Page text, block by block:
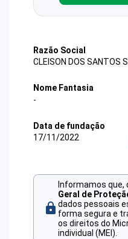
Razão Social
CLEISON DOS SANTOS
Nome Fantasia
-
Data de fundação
17/11/2022
Informamos que,
Geral de
dados pessoais
forma segura e
os direitos do
individual (MEI).